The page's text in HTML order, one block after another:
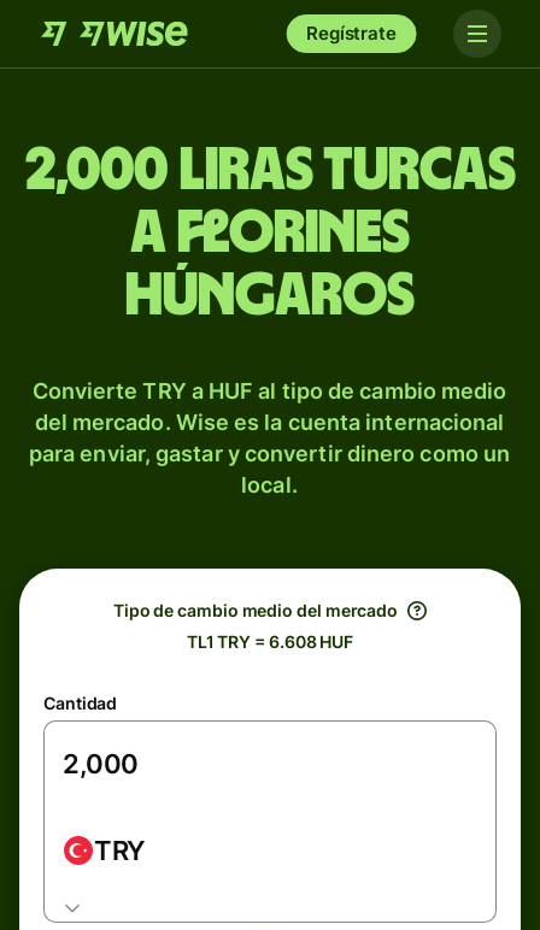
Regístrate
2,000 liras turcas
a florines
húngaros
Convierte TRY a HUF al tipo de cambio medio
del mercado. Wise es la cuenta internacional
para enviar, gastar y convertir dinero como un
local.
Tipo de cambio medio del mercado
TL1 TRY = 6.608 HUF
Cantidad
TRY